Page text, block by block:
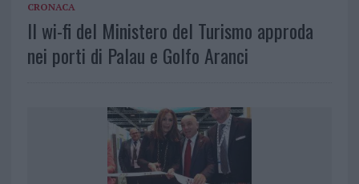
CRONACA
Il wi-fi del Ministero del Turismo approda
nei porti di Palau e Golfo Aranci